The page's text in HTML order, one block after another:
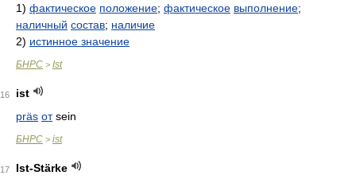
1) фактическое положение; фактическое выполнение;
наличный состав; наличие
2) истинное значение
БНРС > Ist
16
ist
präs от sein
БНРС > ist
17
Ist-Stärke